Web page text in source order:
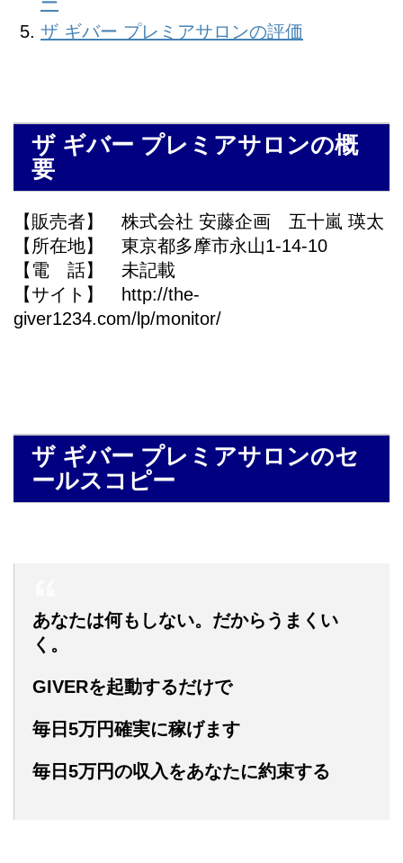
ザ ギバー プレミアサロンの評価
ザ ギバー プレミアサロンの概
要
【販売者】 株式会社 安藤企画 五十嵐 瑛太
【所在地】 東京都多摩市永山1-14-10
【電 話】 未記載
【サイト】 http://the-
giver1234.com/lp/monitor/
ザ ギバー プレミアサロンのセ
ールスコピー
あなたは何もしない。だからうまくい
く。
GIVERを起動するだけで
毎日5万円確実に稼げます
毎日5万円の収入をあなたに約束する